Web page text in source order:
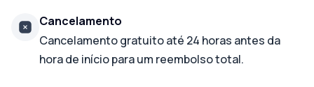
Cancelamento
Cancelamento gratuito até 24 horas antes da
hora de início para um reembolso total.